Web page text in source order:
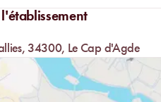
bavette d’Aloyau, côte de veau,
Royans ou au saumon, rigatonis des
douceur: crumble du moment
34300, Le Cap d'Agde